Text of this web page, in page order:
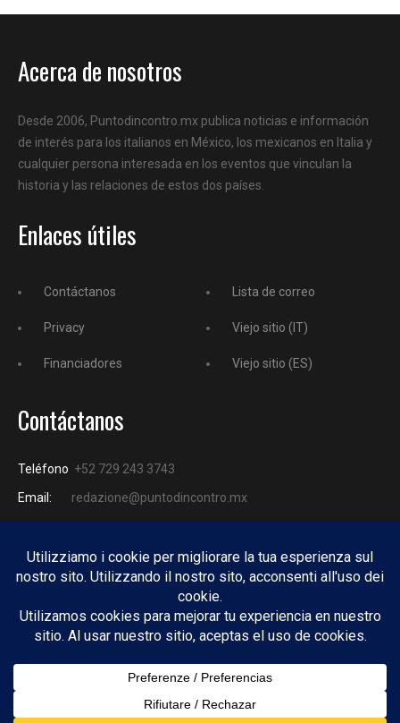
Acerca de nosotros
Desde 2006, Puntodincontro.mx publica noticias e información
de interés para los italianos en México, los mexicanos en Italia y
cualquier persona interesada en los eventos que vinculan la
historia y las relaciones de estos dos países.
Enlaces útiles
Contáctanos
Privacy
Financiadores
Lista de correo
Viejo sitio (IT)
Viejo sitio (ES)
Contáctanos
Teléfono +52 729 243 3743
Email:
redazione@puntodincontro.mx
PUNTODINCONTRO
Copyright © 2025 Puntodincontro